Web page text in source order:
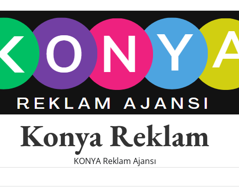
Konya Reklam
KONYA Reklam Ajansı